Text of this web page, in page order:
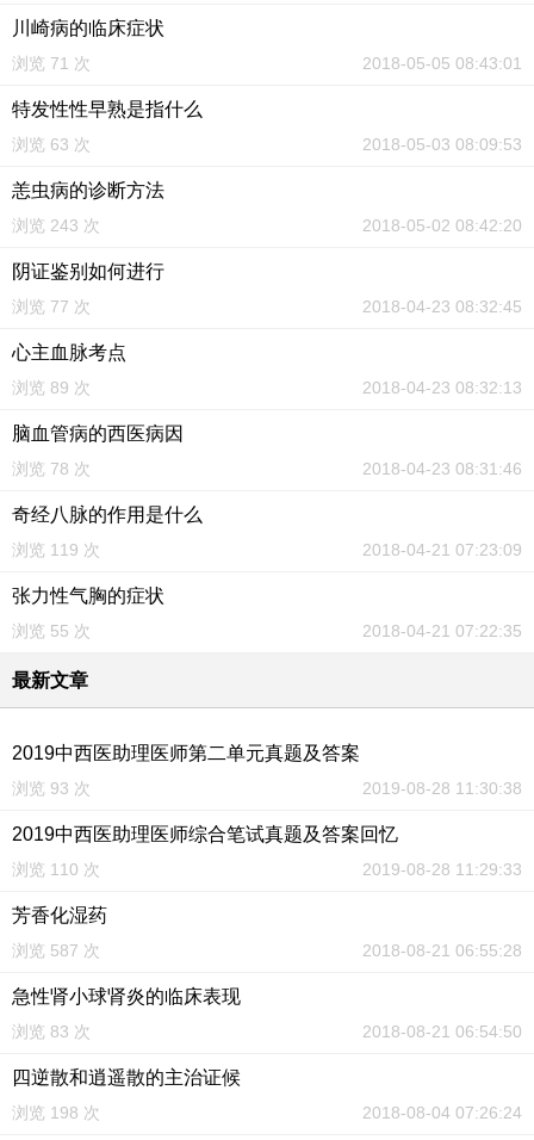
川崎病的临床症状
浏览 71 次 2018-05-05 08:43:01
特发性性早熟是指什么
浏览 63 次 2018-05-03 08:09:53
恙虫病的诊断方法
浏览 243 次 2018-05-02 08:42:20
阴证鉴别如何进行
浏览 77 次 2018-04-23 08:32:45
心主血脉考点
浏览 89 次 2018-04-23 08:32:13
脑血管病的西医病因
浏览 78 次 2018-04-23 08:31:46
奇经八脉的作用是什么
浏览 119 次 2018-04-21 07:23:09
张力性气胸的症状
浏览 55 次 2018-04-21 07:22:35
最新文章
2019中西医助理医师第二单元真题及答案
浏览 93 次 2019-08-28 11:30:38
2019中西医助理医师综合笔试真题及答案回忆
浏览 110 次 2019-08-28 11:29:33
芳香化湿药
浏览 587 次 2018-08-21 06:55:28
急性肾小球肾炎的临床表现
浏览 83 次 2018-08-21 06:54:50
四逆散和逍遥散的主治证候
浏览 198 次 2018-08-04 07:26:24